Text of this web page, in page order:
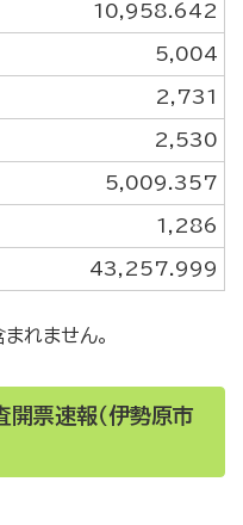
10,958.642
5,004
2,731
2,530
5,009.357
1,286
43,257.999
れません。
票速報（伊勢原市